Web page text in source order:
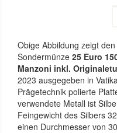
Obige Abbildung zeigt
Sondermünze 25 Euro
Manzoni inkl.
2023 ausgegeben in
Prägetechnik polierte
verwendete Metall ist
Feingewicht des Silbers
einen Durchmesser von